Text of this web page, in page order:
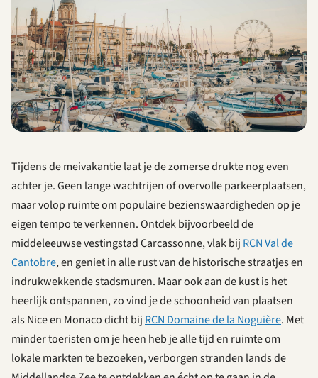
Tijdens de meivakantie laat je de zomerse drukte nog even
achter je. Geen lange wachtrijen of overvolle parkeerplaatsen,
maar volop ruimte om populaire bezienswaardigheden op je
eigen tempo te verkennen. Ontdek bijvoorbeeld de
middeleeuwse vestingstad Carcassonne, vlak bij RCN Val de
Cantobre, en geniet in alle rust van de historische straatjes en
indrukwekkende stadsmuren. Maar ook aan de kust is het
heerlijk ontspannen, zo vind je de schoonheid van plaatsen
als Nice en Monaco dicht bij RCN Domaine de la Noguière. Met
minder toeristen om je heen heb je alle tijd en ruimte om
lokale markten te bezoeken, verborgen stranden lands de